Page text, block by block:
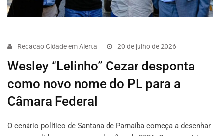
Redacao Cidade em Alerta 20 de julho de 2026
Wesley “Lelinho” Cezar desponta
como novo nome do PL para a
Câmara Federal
O cenário político de Santana de Parnaíba começa a desenhar